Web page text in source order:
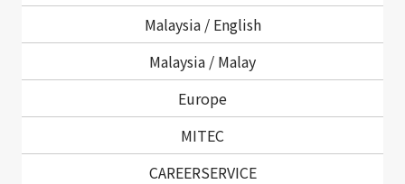
Malaysia / English
Malaysia / Malay
Europe
MITEC
CAREERSERVICE
ユースケース